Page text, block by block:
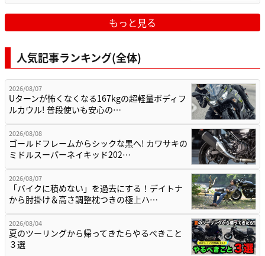
もっと見る
人気記事ランキング(全体)
2026/08/07
Uターンが怖くなくなる167kgの超軽量ボディフ
ルカウル! 普段使いも安心の…
2026/08/08
ゴールドフレームからシックな黒へ! カワサキの
ミドルスーパーネイキッド202…
2026/08/07
「バイクに積めない」を過去にする！デイトナ
から肘掛け＆高さ調整枕つきの極上ハ…
2026/08/04
夏のツーリングから帰ってきたらやるべきこと
３選